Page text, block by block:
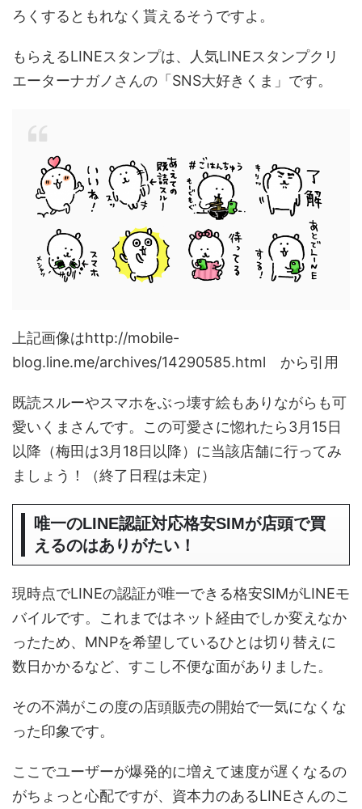
ろくするともれなく貰えるそうですよ。
もらえるLINEスタンプは、人気LINEスタンプクリ
エーターナガノさんの「SNS大好きくま」です。
上記画像はhttp://mobile-
blog.line.me/archives/14290585.html から引用
既読スルーやスマホをぶっ壊す絵もありながらも可
愛いくまさんです。この可愛さに惚れたら3月15日
以降（梅田は3月18日以降）に当該店舗に行ってみ
ましょう！（終了日程は未定）
唯一のLINE認証対応格安SIMが店頭で買
えるのはありがたい！
現時点でLINEの認証が唯一できる格安SIMがLINEモ
バイルです。これまではネット経由でしか変えなか
ったため、MNPを希望しているひとは切り替えに
数日かかるなど、すこし不便な面がありました。
その不満がこの度の店頭販売の開始で一気になくな
った印象です。
ここでユーザーが爆発的に増えて速度が遅くなるの
がちょっと心配ですが、資本力のあるLINEさんのこ